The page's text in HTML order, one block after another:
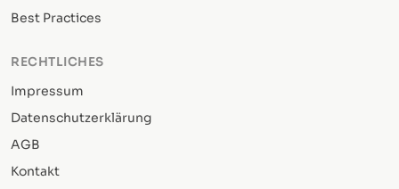
Best Practices
RECHTLICHES
Impressum
Datenschutzerklärung
AGB
Kontakt